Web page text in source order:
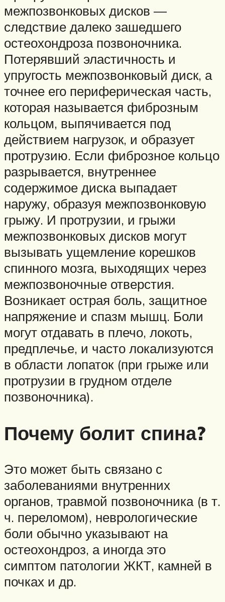
межпозвонковых дисков —
следствие далеко зашедшего
остеохондроза позвоночника.
Потерявший эластичность и
упругость межпозвонковый диск, а
точнее его периферическая часть,
которая называется фиброзным
кольцом, выпячивается под
действием нагрузок, и образует
протрузию. Если фиброзное кольцо
разрывается, внутреннее
содержимое диска выпадает
наружу, образуя межпозвонковую
грыжу. И протрузии, и грыжи
межпозвонковых дисков могут
вызывать ущемление корешков
спинного мозга, выходящих через
межпозвоночные отверстия.
Возникает острая боль, защитное
напряжение и спазм мышц. Боли
могут отдавать в плечо, локоть,
предплечье, и часто локализуются
в области лопаток (при грыже или
протрузии в грудном отделе
позвоночника).
Почему болит спина?
Это может быть связано с
заболеваниями внутренних
органов, травмой позвоночника (в т.
ч. переломом), неврологические
боли обычно указывают на
остеохондроз, а иногда это
симптом патологии ЖКТ, камней в
почках и др.